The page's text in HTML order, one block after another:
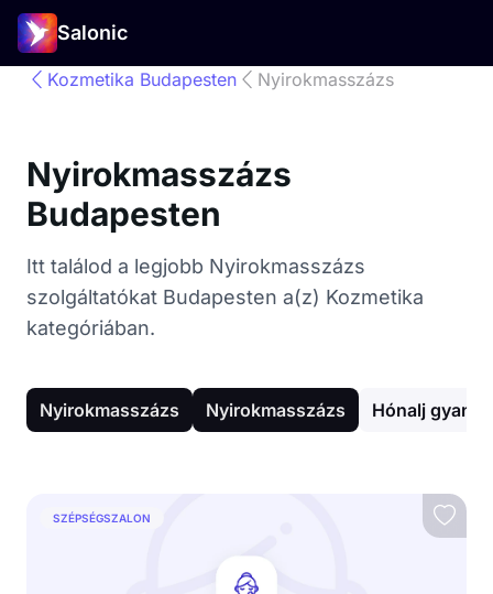
Salonic
Kozmetika Budapesten Nyirokmasszázs
Nyirokmasszázs
Budapesten
Itt találod a legjobb Nyirokmasszázs
szolgáltatókat Budapesten a(z) Kozmetika
kategóriában.
Nyirokmasszázs Nyirokmasszázs Hónalj
SZÉPSÉGSZALON